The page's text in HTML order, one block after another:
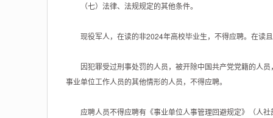
（七）法律、法规规定的其他条件。
现役军人，在读的非2024年高校毕业生，不得应聘。在读
因犯罪受过刑事处罚的人员，被开除中国共产党党籍的人员
事业单位工作人员的其他情形的人员，不得应聘。
应聘人员不得应聘有《事业单位人事管理回避规定》（人社